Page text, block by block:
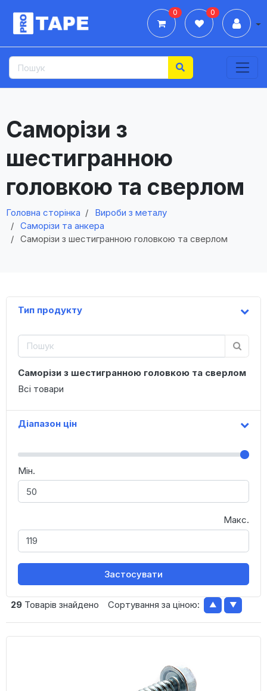
0 0
Саморізи з
шестигранною
головкою та сверлом
Головна сторінка
Вироби з металу
Саморізи та анкера
Саморізи з шестигранною головкою та сверлом
Тип продукту
Саморізи з шестигранною головкою та сверлом
Всі товари
Діапазон цін
Мін.
Макс.
Застосувати
29Товарів знайдено Сортування за ціною: ▲ ▼